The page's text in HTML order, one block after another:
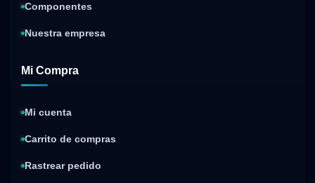
Componentes
Nuestra empresa
Mi Compra
Mi cuenta
Carrito de compras
Rastrear pedido